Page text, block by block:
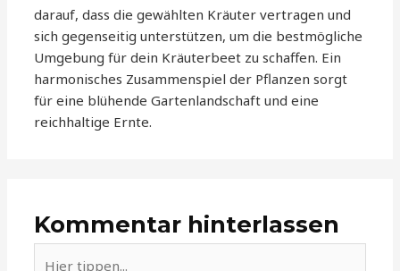
darauf, dass die gewählten Kräuter vertragen und
sich gegenseitig unterstützen, um die bestmögliche
Umgebung für dein Kräuterbeet zu schaffen. Ein
harmonisches Zusammenspiel der Pflanzen sorgt
für eine blühende Gartenlandschaft und eine
reichhaltige Ernte.
Kommentar hinterlassen